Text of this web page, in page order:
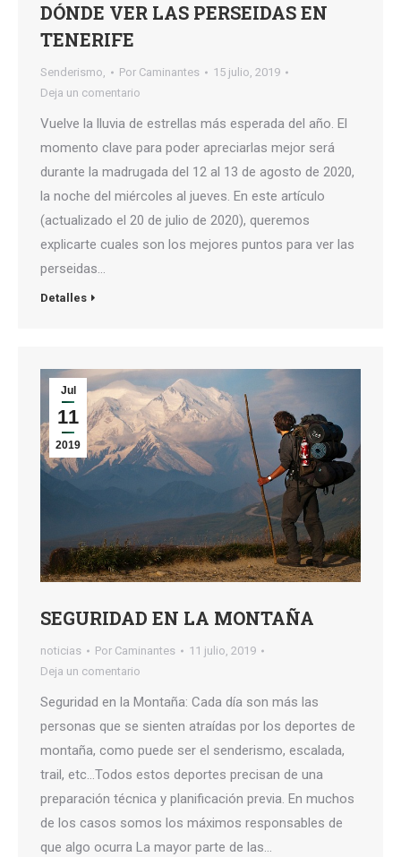
DÓNDE VER LAS PERSEIDAS EN
TENERIFE
Senderismo, Por Caminantes
15 julio, 2019
Deja un comentario
Vuelve la lluvia de estrellas más esperada del año. El
momento clave para poder apreciarlas mejor será
durante la madrugada del 12 al 13 de agosto de 2020,
la noche del miércoles al jueves. En este artículo
(actualizado el 20 de julio de 2020), queremos
explicarte cuales son los mejores puntos para ver las
perseidas…
Detalles
Jul
11
2019
SEGURIDAD EN LA MONTAÑA
noticias Por Caminantes
11 julio, 2019
Deja un comentario
Seguridad en la Montaña: Cada día son más las
personas que se sienten atraídas por los deportes de
montaña, como puede ser el senderismo, escalada,
trail, etc…Todos estos deportes precisan de una
preparación técnica y planificación previa. En muchos
de los casos somos los máximos responsables de
que algo ocurra La mayor parte de las…